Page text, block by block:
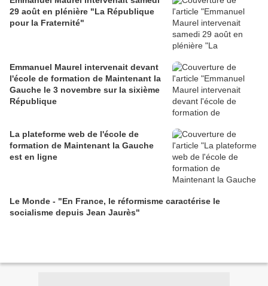
29 août en plénière "La République
pour la Fraternité"
Emmanuel Maurel intervenait devant
l'école de formation de Maintenant la
Gauche le 3 novembre sur la sixième
République
La plateforme web de l'école de
formation de Maintenant la Gauche
est en ligne
Le Monde - "En France, le réformisme caractérise le
socialisme depuis Jean Jaurès"